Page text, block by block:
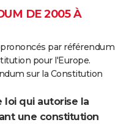
DE 2005 À
par référendum
pour l'Europe.
sur la Constitution
loi qui autorise la
une constitution